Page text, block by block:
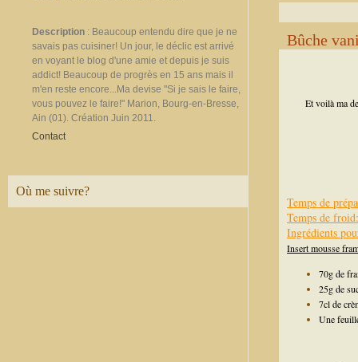
Description : Beaucoup entendu dire que je ne
savais pas cuisiner! Un jour, le déclic est arrivé
en voyant le blog d'une amie et depuis je suis
addict! Beaucoup de progrès en 15 ans mais il
m'en reste encore...Ma devise "Si je sais le faire,
vous pouvez le faire!" Marion, Bourg-en-Bresse,
Ain (01). Création Juin 2011.
Contact
Où me suivre?
Bûche
Et voilà ma
Temps de
Temps de
Ingrédients
Insert mousse
70g de
25g de
7cl de
Une